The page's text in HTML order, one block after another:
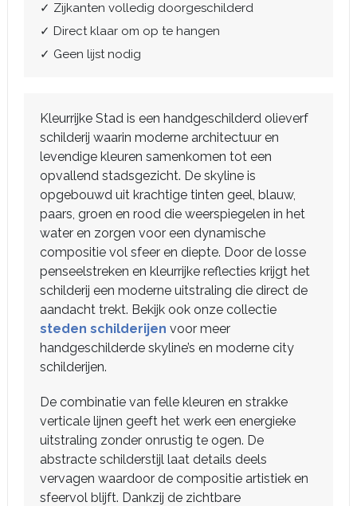
✓ Zijkanten volledig doorgeschilderd
✓ Direct klaar om op te hangen
✓ Geen lijst nodig
Kleurrijke Stad is een handgeschilderd olieverf
schilderij waarin moderne architectuur en
levendige kleuren samenkomen tot een
opvallend stadsgezicht. De skyline is
opgebouwd uit krachtige tinten geel, blauw,
paars, groen en rood die weerspiegelen in het
water en zorgen voor een dynamische
compositie vol sfeer en diepte. Door de losse
penseelstreken en kleurrijke reflecties krijgt het
schilderij een moderne uitstraling die direct de
aandacht trekt. Bekijk ook onze collectie
steden schilderijen voor meer
handgeschilderde skyline’s en moderne city
schilderijen.
De combinatie van felle kleuren en strakke
verticale lijnen geeft het werk een energieke
uitstraling zonder onrustig te ogen. De
abstracte schilderstijl laat details deels
vervagen waardoor de compositie artistiek en
sfeervol blijft. Dankzij de zichtbare